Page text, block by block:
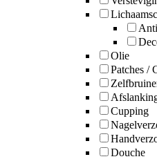
Olie
Patches /
Cupping
Douche